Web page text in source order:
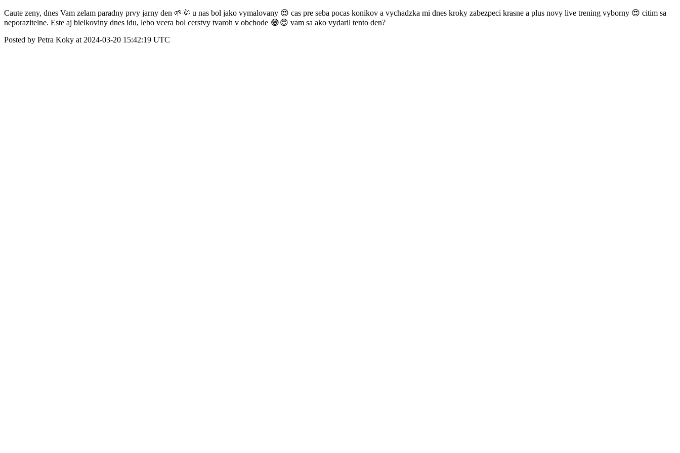
Caute zeny, dnes Vam zelam paradny prvy jarny den 🌱🌞 u nas bol jako vymalovany 😍 cas pre seba pocas konikov a vychadzka mi dnes kroky zabezpeci krasne a plus novy live trening vyborny 😍 citim sa
neporazitelne. Este aj bielkoviny dnes idu, lebo vcera bol cerstvy tvaroh v obchode 😂😍 vam sa ako vydaril tento den?
Posted by Petra Koky at 2024-03-20 15:42:19 UTC